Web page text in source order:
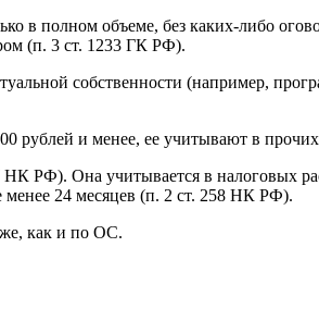
в полном объеме, без каких-либо
(п. 3 ст. 1233 ГК РФ).
собственности (например,
рублей и менее, ее учитывают в
РФ). Она учитывается в налоговых
менее 24 месяцев (п. 2 ст. 258 НК РФ).
же, как и по ОС.